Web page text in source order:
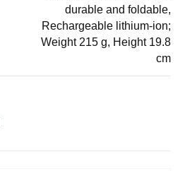
durable and foldable,
Rechargeable lithium-ion;
Weight 215 g, Height 19.8
cm